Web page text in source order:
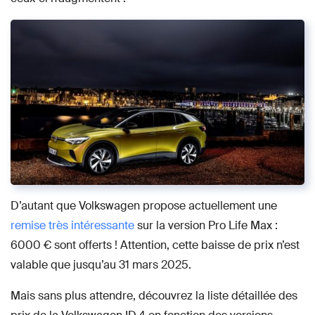
D’autant que Volkswagen propose actuellement une
remise très intéressantesur la version Pro Life Max :
6000 € sont offerts ! Attention, cette baisse de prix n’est
valable que jusqu’au 31 mars 2025.
Mais sans plus attendre, découvrez la liste détaillée des